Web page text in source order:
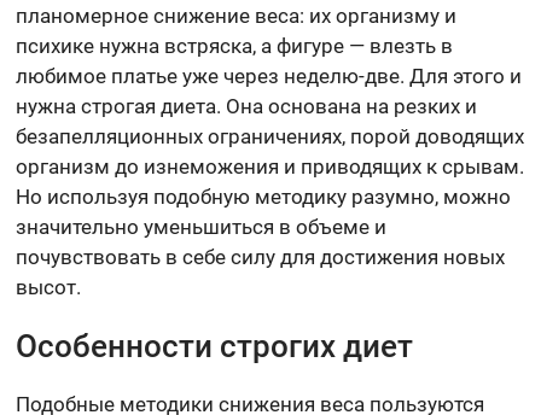
планомерное снижение веса: их организму и
психике нужна встряска, а фигуре — влезть в
любимое платье уже через неделю-две. Для этого и
нужна строгая диета. Она основана на резких и
безапелляционных ограничениях, порой доводящих
организм до изнеможения и приводящих к срывам.
Но используя подобную методику разумно, можно
значительно уменьшиться в объеме и
почувствовать в себе силу для достижения новых
высот.
Особенности строгих диет
Подобные методики снижения веса пользуются